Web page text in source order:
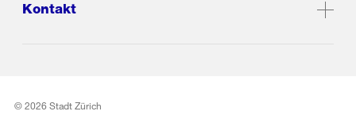
Kontakt
© 2026 Stadt Zürich